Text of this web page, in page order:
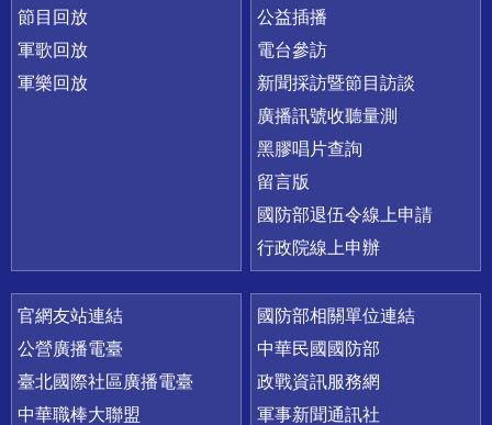
節目回放
軍歌回放
軍樂回放
公益插播
電台參訪
新聞採訪暨節目訪談
廣播訊號收聽量測
黑膠唱片查詢
留言版
國防部退伍令線上申請
行政院線上申辦
官網友站連結
公營廣播電臺
臺北國際社區廣播電臺
中華職棒大聯盟
國防部相關單位連結
中華民國國防部
政戰資訊服務網
軍事新聞通訊社